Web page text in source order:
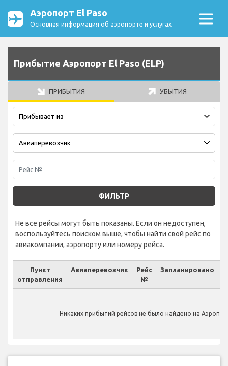
Аэропорт El Paso
Основная информация об аэропорте и услугах
Прибытие Аэропорт El Paso (ELP)
ПРИБЫТИЯ УБЫТИЯ
ФИЛЬТР
Не все рейсы могут быть показаны. Если он недоступен,
воспользуйтесь поиском выше, чтобы найти свой рейс по
авиакомпании, аэропорту или номеру рейса.
Пункт
отправления
Авиаперевозчик
Рейс
№
Запланировано
Никаких прибытий рейсов не было найдено на